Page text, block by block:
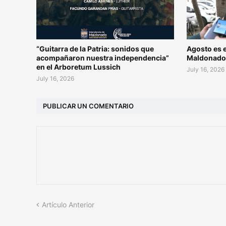
“Guitarra de la Patria: sonidos que
acompañaron nuestra independencia”
en el Arboretum Lussich
July 16, 2026
Agosto es
Maldonado
July 16, 2026
PUBLICAR UN COMENTARIO
Artículo Anterior